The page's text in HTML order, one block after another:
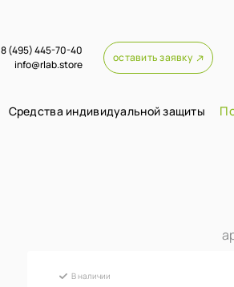
8 (495) 445-70-40
info@rlab.store
оставить заявку
Средства индивидуальной защиты
В наличии